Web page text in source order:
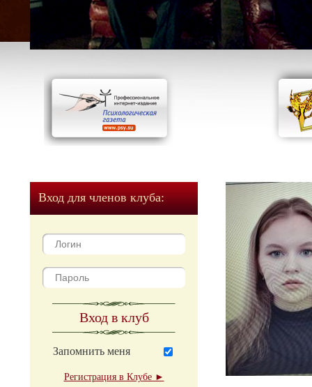
Вход для членов клуба:
Вход в клуб
Запомнить меня
Регистрация в Клубе ►